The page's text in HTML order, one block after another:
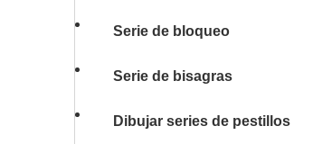
Serie de bloqueo
Serie de bisagras
Dibujar series de pestillos